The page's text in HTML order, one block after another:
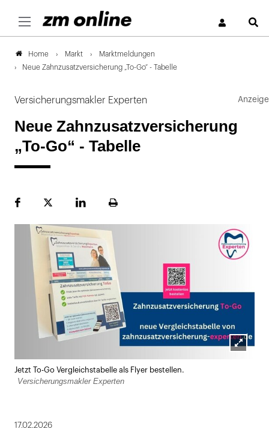
Home Markt
Marktmeldungen
Neue Zahnzusatzversicherung „To-Go“ - Tabelle
Versicherungsmakler Experten
Neue Zahnzusatzversicherung
„To-Go“ - Tabelle
FacebookPlattformLinekdInSeite
Jetzt To-Go Vergleichstabelle als Flyer bestellen.
Versicherungsmakler Experten
17.02.2026